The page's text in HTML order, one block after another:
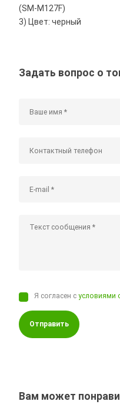
(SM-M127F)
3) Цвет: черный
Задать вопрос о
Я согласен сусловиями
Отправить
Вам может